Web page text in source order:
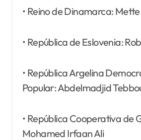
• Reino de Dinamarca:
• República de Eslovenia:
• República Argelina
Popular: Abdelmadjid
• República Cooperativa de
Mohamed Irfaan Ali